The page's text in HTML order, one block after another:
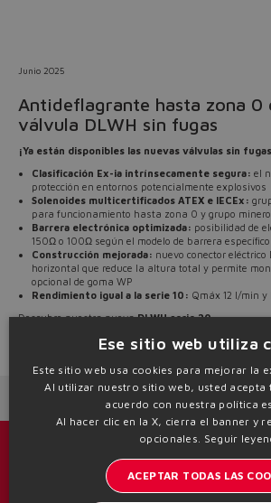
Junio 2025
Antideflagrante hasta zona 0
válvula DLWH sin fugas
¡Ya están disponibles las nuevas válvulas sin
Clasificación Ex-ia intrínsecamente segura: el
protección en entornos potencialmente explosivos
Solenoides multicertificados ATEX e IECEx:
para funcionamiento hasta zona 0 y grupo minero
Barrera electrónica optimizada: posibilidad de
150Ω o 100Ω según el modelo de barrera específico
Construcción mejorada: nuevo conector
horizontal que reduce la altura total y permite
opcional de goma WP
Rendimiento igual a la serie 10: Qmáx 12 l/min
Descubre nuestra nueva DLWH serie 20.
Source: NW25-150
Manténgase informado del mundo Atos
Ese sitio web utiliza
Este sitio web usa cookies para mejorar la
Al utilizar nuestro sitio web, usted acepta
acuerdo con nuestra política
Al hacer clic en la X, cierra el banner y
opcionales. Seguir
ACEPTAR TODAS LAS